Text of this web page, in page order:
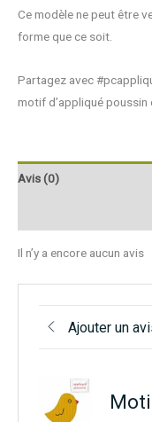
Ce modèle ne peut être
forme que ce soit.
Partagez avec
motif d’appliqué poussin
Avis (0)
Il n’y a encore aucun avis
Ajouter un